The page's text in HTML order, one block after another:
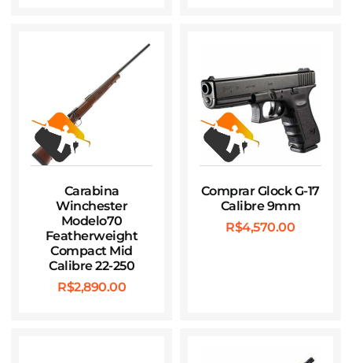
Carabina
Winchester
Modelo70
Featherweight
Compact Mid
Calibre 22-250
R$2,890.00
Comprar Glock G-17
Calibre 9mm
R$4,570.00